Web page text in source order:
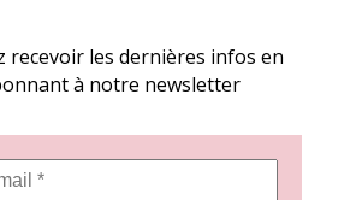
recevoir les dernières infos en
à notre newsletter